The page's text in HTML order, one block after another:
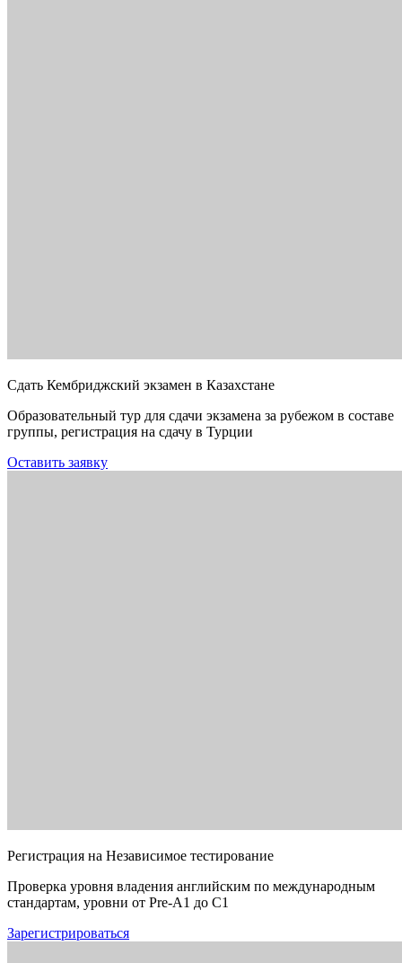
Сдать Кембриджский экзамен в Казахстане
Образовательный тур для сдачи экзамена за рубежом в составе
группы, регистрация на сдачу в Турции
Оставить заявку
Регистрация на Независимое тестирование
Проверка уровня владения английским по международным
стандартам, уровни от Pre-A1 до C1
Зарегистрироваться